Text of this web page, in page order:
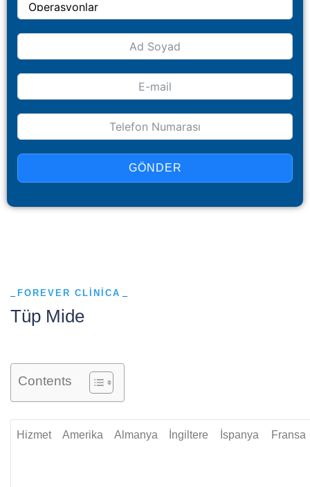
GÖNDER
FOREVER CLINICA
Tüp Mide
Contents
Hizmet Amerika Almanya İngiltere İspanya Fransa